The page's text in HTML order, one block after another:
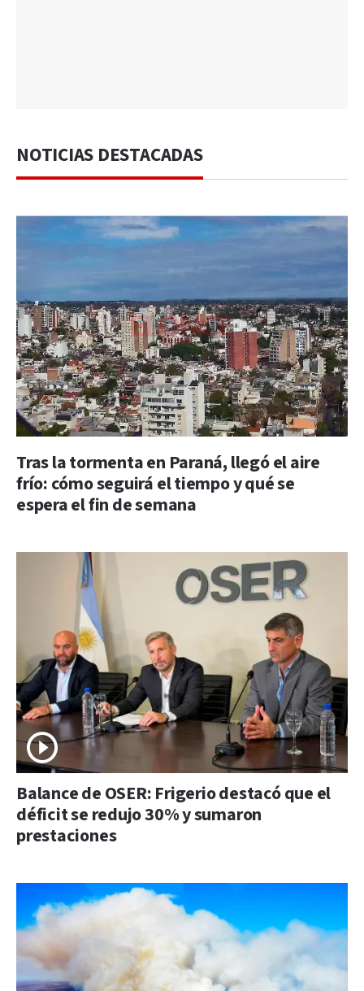
NOTICIAS DESTACADAS
Tras la tormenta en Paraná, llegó el aire
frío: cómo seguirá el tiempo y qué se
espera el fin de semana
Balance de OSER: Frigerio destacó que el
déficit se redujo 30% y sumaron
prestaciones